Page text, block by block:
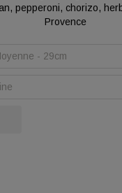
pepperoni, chorizo,
Provence